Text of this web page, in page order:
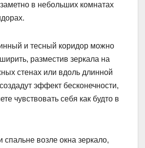
в небольших комнатах
и тесный коридор можно
разместив зеркала на
стенах или вдоль длинной
эффект бесконечности,
чувствовать себя как будто в
спальне возле окна зеркало,